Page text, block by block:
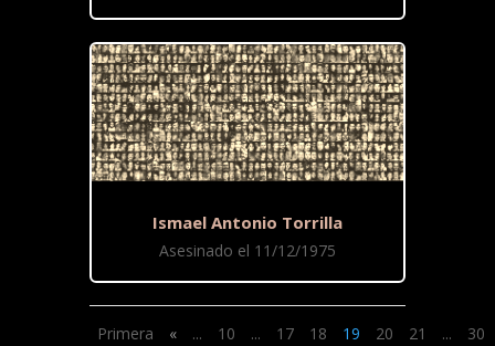
Ismael Antonio Torrilla
Asesinado el 11/12/1975
Primera « ... 10 ... 17 18 19 20 21 ... 30